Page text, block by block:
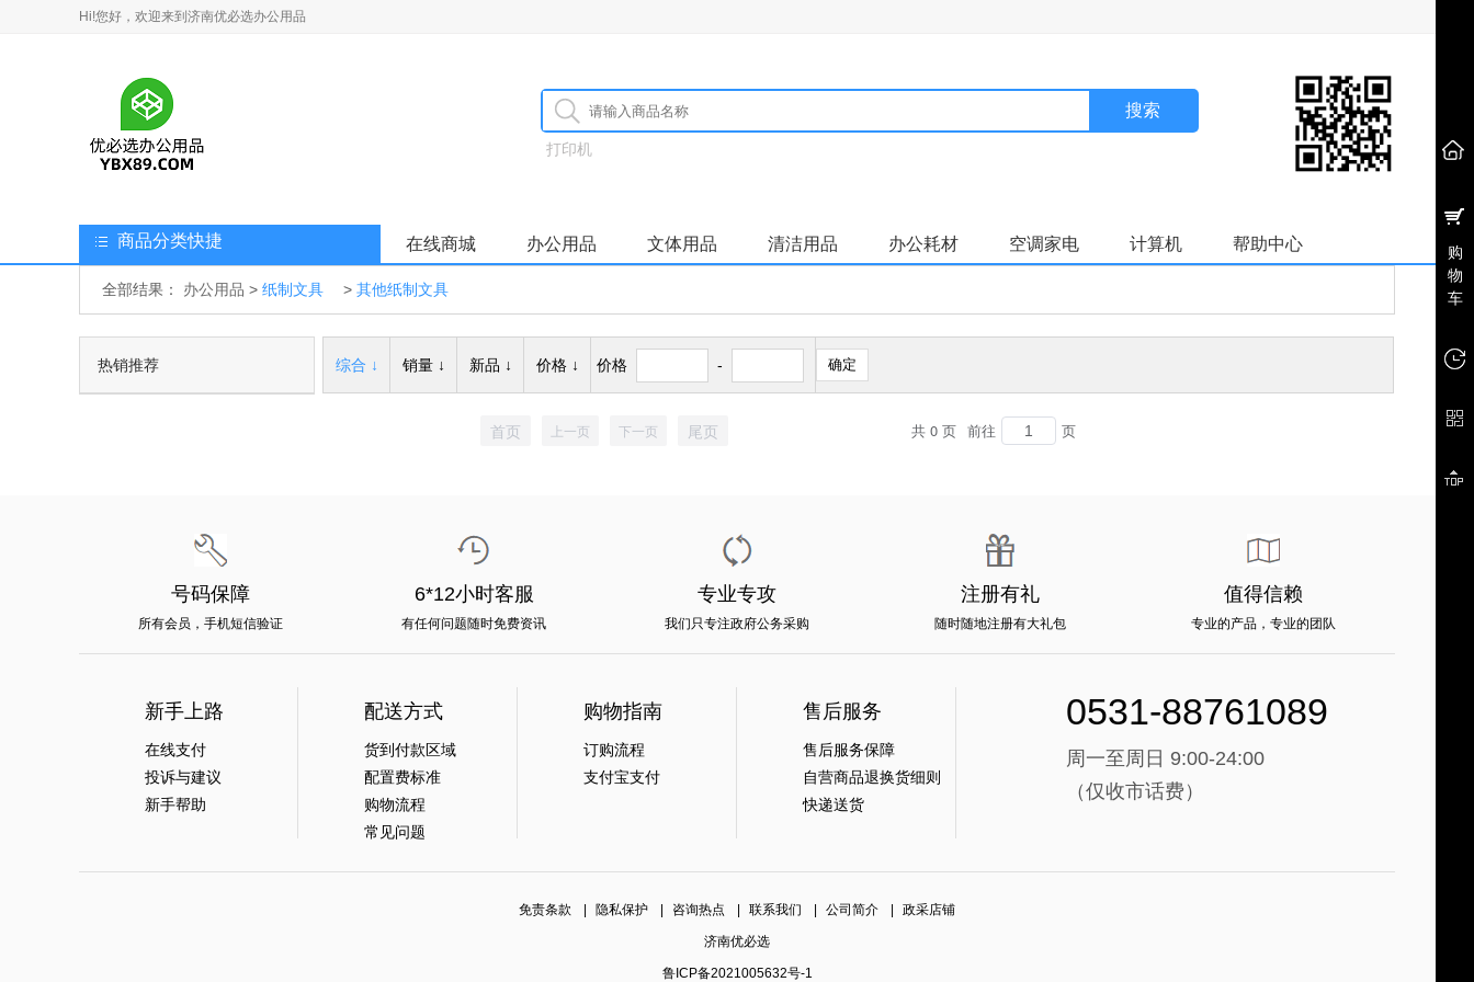
Hi!您好，欢迎来到济南优必选办公用品
搜索
打印机
商品分类快捷 在线商城 办公用品 文体用品 清洁用品 办公耗材 空调家电 计算机 帮助中心
全部结果： 办公用品 > 纸制文具 > 其他纸制文具
热销推荐 综合 ↓ 销量 ↓ 新品 ↓ 价格 ↓ 价格 - 确定
首页 上一页 下一页 尾页 共 0 页 前往 页
号码保障
所有会员，手机短信验证
6*12小时客服
有任何问题随时免费资讯
专业专攻
我们只专注政府公务采购
注册有礼
随时随地注册有大礼包
值得信赖
专业的产品，专业的团队
新手上路
在线支付
投诉与建议
新手帮助
配送方式
货到付款区域
配置费标准
购物流程
常见问题
购物指南
订购流程
支付宝支付
售后服务
售后服务保障
自营商品退换货细则
快递送货
0531-88761089
周一至周日 9:00-24:00
（仅收市话费）
免责条款 隐私保护 咨询热点 联系我们 公司简介 政采店铺
济南优必选
鲁ICP备2021005632号-1
购
物
车